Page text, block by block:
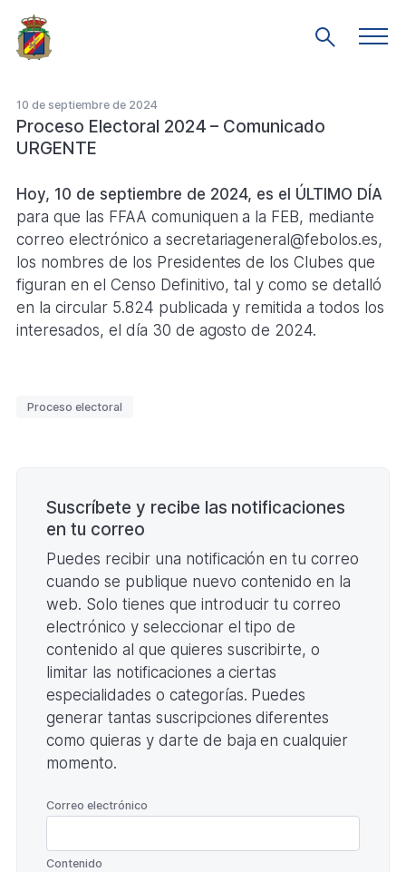
Saltar
al
contenido
Mostrar
10 de septiembre de 2024
Proceso Electoral 2024 – Comunicado
URGENTE
Hoy, 10 de septiembre de 2024, es el ÚLTIMO DÍA
para que las FFAA comuniquen a la FEB, mediante
correo electrónico a secretariageneral@febolos.es,
los nombres de los Presidentes de los Clubes que
figuran en el Censo Definitivo, tal y como se detalló
en la circular 5.824 publicada y remitida a todos los
interesados, el día 30 de agosto de 2024.
Proceso electoral
Suscríbete y recibe las notificaciones
en tu correo
Puedes recibir una notificación en tu correo
cuando se publique nuevo contenido en la
web. Solo tienes que introducir tu correo
electrónico y seleccionar el tipo de
contenido al que quieres suscribirte, o
limitar las notificaciones a ciertas
especialidades o categorías. Puedes
generar tantas suscripciones diferentes
como quieras y darte de baja en cualquier
momento.
Correo electrónico
Contenido